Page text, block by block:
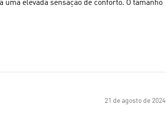
elevada sensação de conforto. O tamanho
21 de agosto de 2024